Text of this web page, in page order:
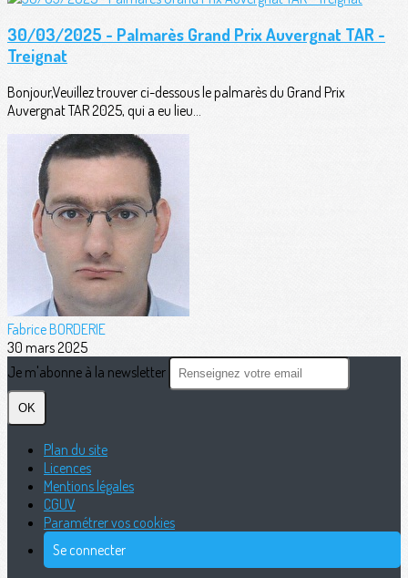
30/03/2025 - Palmarès Grand Prix Auvergnat TAR -
Treignat
Bonjour,Veuillez trouver ci-dessous le palmarès du Grand Prix
Auvergnat TAR 2025, qui a eu lieu...
Fabrice BORDERIE
30 mars 2025
Je m'abonne à la newsletter
OK
Plan du site
Licences
Mentions légales
CGUV
Paramétrer vos cookies
Se connecter